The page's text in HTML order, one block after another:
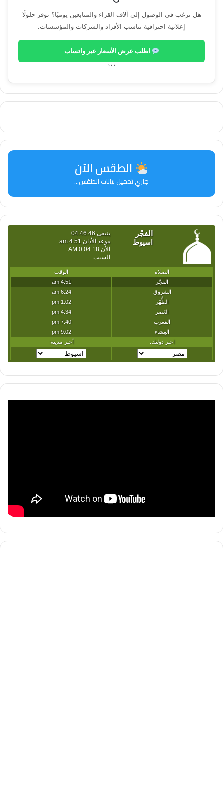
هل ترغب في الوصول إلى آلاف القراء والمتابعين يوميًا؟ نوفر حلولًا
إعلانية احترافية تناسب الأفراد والشركات والمؤسسات.
اطلب عرض الأسعار عبر واتساب
```
الطقس الآن
جاري تحميل بيانات الطقس...